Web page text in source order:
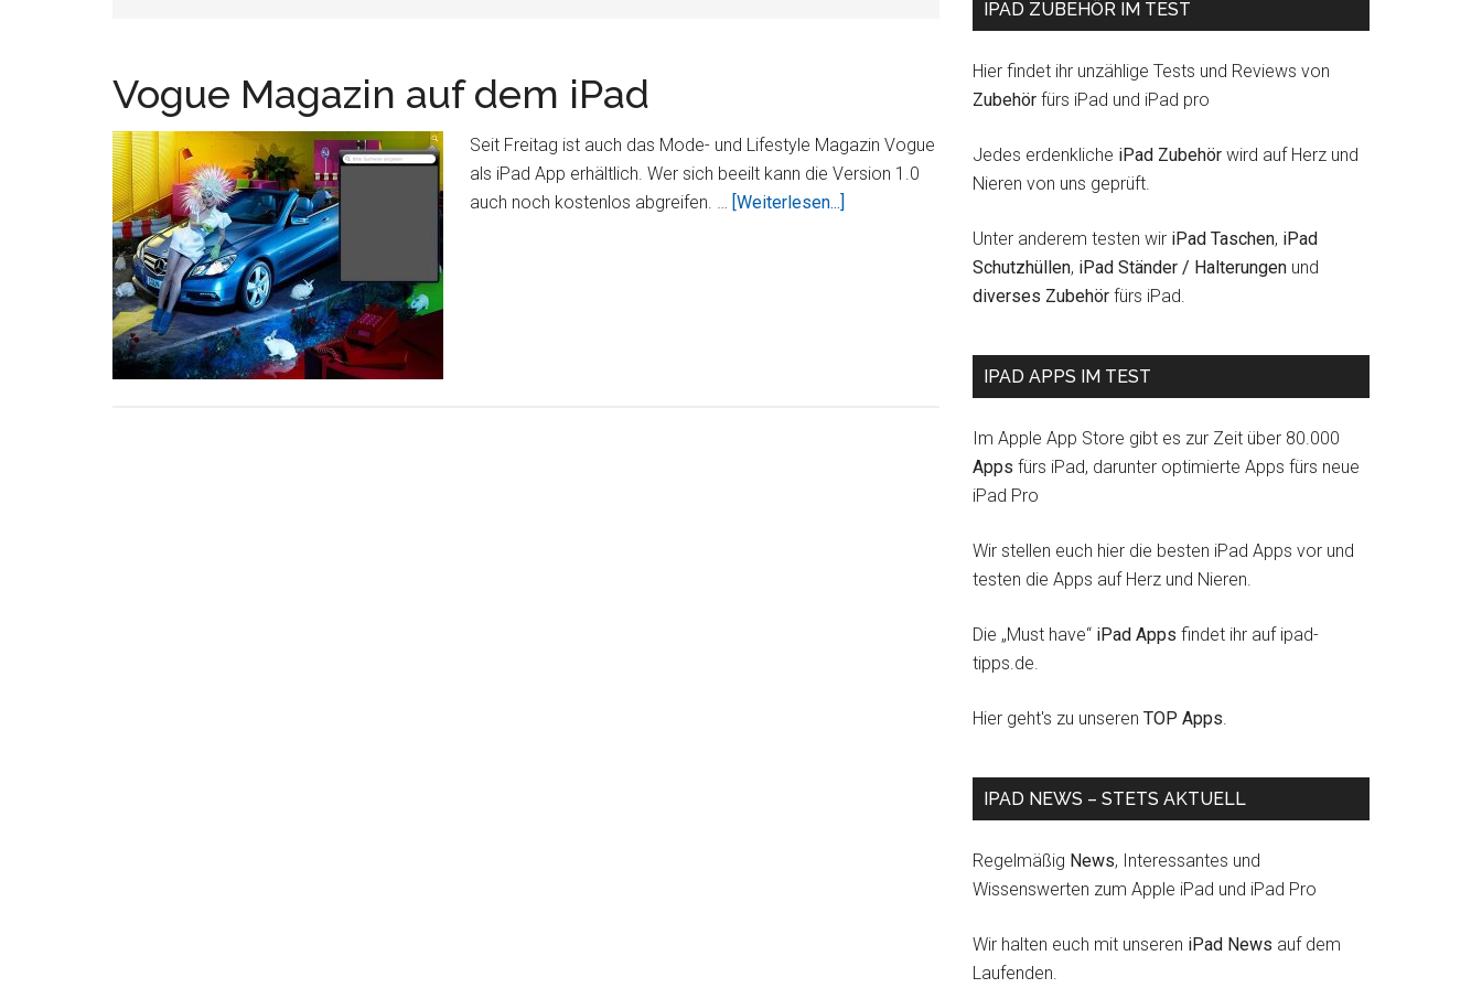
Vogue Magazin auf dem iPad
Seit Freitag ist auch das Mode- und Lifestyle Magazin Vogue
als iPad App erhältlich. Wer sich beeilt kann die Version 1.0
auch noch kostenlos abgreifen. … [Weiterlesen...]
IPAD ZUBEHÖR IM TEST
Hier findet ihr unzählige Tests und Reviews von
Zubehör fürs iPad und iPad pro
Jedes erdenkliche iPad Zubehör wird auf Herz und
Nieren von uns geprüft.
Unter anderem testen wir iPad Taschen, iPad
Schutzhüllen, iPad Ständer / Halterungen und
diverses Zubehör fürs iPad.
IPAD APPS IM TEST
Im Apple App Store gibt es zur Zeit über 80.000
Apps fürs iPad, darunter optimierte Apps fürs neue
iPad Pro
Wir stellen euch hier die besten iPad Apps vor und
testen die Apps auf Herz und Nieren.
Die „Must have“ iPad Apps findet ihr auf ipad-
tipps.de.
Hier geht's zu unseren TOP Apps.
IPAD NEWS – STETS AKTUELL
Regelmäßig News, Interessantes und
Wissenswerten zum Apple iPad und iPad Pro
Wir halten euch mit unseren iPad News auf dem
Laufenden.